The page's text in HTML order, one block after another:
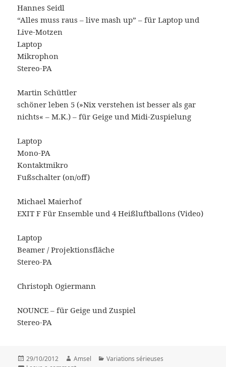
Hannes Seidl
“Alles muss raus – live mash up” – für Laptop und
Live-Motzen
Laptop
Mikrophon
Stereo-PA
Martin Schüttler
schöner leben 5 (»Nix verstehen ist besser als gar
nichts« – M.K.) – für Geige und Midi-Zuspielung
Laptop
Mono-PA
Kontaktmikro
Fußschalter (on/off)
Michael Maierhof
EXIT F Für Ensemble und 4 Heißluftballons (Video)
Laptop
Beamer / Projektionsfläche
Stereo-PA
Christoph Ogiermann
NOUNCE – für Geige und Zuspiel
Stereo-PA
Posted
29/10/2012 Author
Amsel Categories
Variations sérieuses